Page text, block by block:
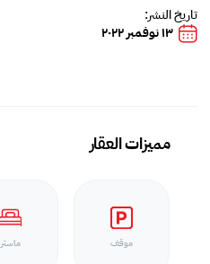
تاريخ النشر:
١٣ نوفمبر ٢٠٢٢
مميزات العقار
موقف ماستر